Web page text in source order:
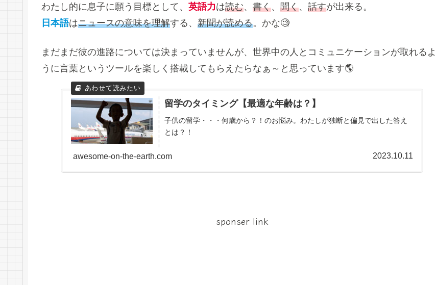
わたし的に息子に願う目標として、 英語力は読む、 書く、 聞く、 話すが出来る。
日本語はニュースの意味を理解する、 新聞が読める。かな🧐
まだまだ彼の進路については決まっていませんが、世界中の人とコミュニケーションが取れるよ
うに言葉というツールを楽しく搭載してもらえたらなぁ～と思っています🌎
留学のタイミング【最適な年齢は？】
子供の留学・・・何歳から？！のお悩み。わたしが独断と偏見で出した答え
とは？！
awesome-on-the-earth.com 2023.10.11
sponser link